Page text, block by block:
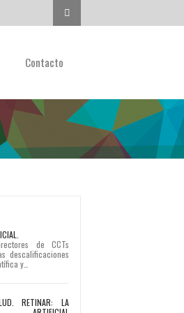
Contacto
de CCTs
descalificaciones
y…
RETINAR: LA